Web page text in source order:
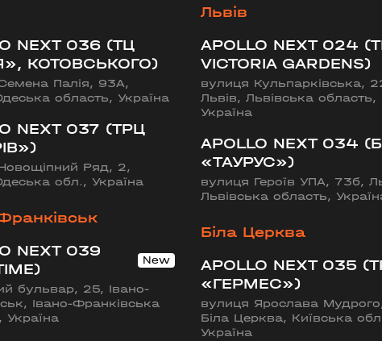
NEXT 036 (ТЦ
КОТОВСЬКОГО)
Палія, 93А,
область, Україна
NEXT 037 (ТРЦ
Ряд, 2,
обл., Україна
Львів
APOLLO NEXT 024
VICTORIA GARDENS)
вулиця Кульпарківська,
Львів, Львівська область,
Україна
APOLLO NEXT 034
«ТАУРУС»)
вулиця Героїв УПА, 73б,
Львівська область,
NEXT 039
бульвар, 25, Івано-
Івано-Франківська
Україна
Біла Церква
APOLLO NEXT 035
«ГЕРМЕС»)
вулиця Ярослава
Біла Церква, Київська
Україна